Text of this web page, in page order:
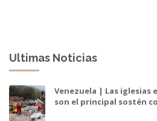
Ultimas Noticias
Venezuela | Las iglesias
son el principal sostén